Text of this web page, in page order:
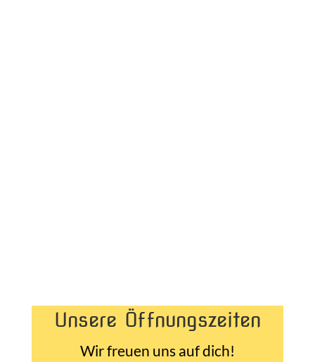
Unsere Öffnungszeiten
Wir freuen uns auf dich!